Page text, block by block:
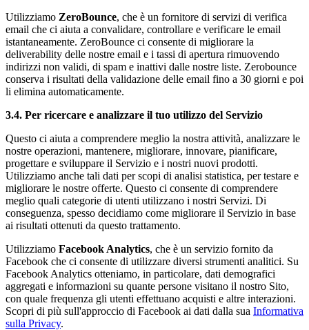
Utilizziamo ZeroBounce, che è un fornitore di servizi di verifica
email che ci aiuta a convalidare, controllare e verificare le email
istantaneamente. ZeroBounce ci consente di migliorare la
deliverability delle nostre email e i tassi di apertura rimuovendo
indirizzi non validi, di spam e inattivi dalle nostre liste. Zerobounce
conserva i risultati della validazione delle email fino a 30 giorni e poi
li elimina automaticamente.
3.4. Per ricercare e analizzare il tuo utilizzo del Servizio
Questo ci aiuta a comprendere meglio la nostra attività, analizzare le
nostre operazioni, mantenere, migliorare, innovare, pianificare,
progettare e sviluppare il Servizio e i nostri nuovi prodotti.
Utilizziamo anche tali dati per scopi di analisi statistica, per testare e
migliorare le nostre offerte. Questo ci consente di comprendere
meglio quali categorie di utenti utilizzano i nostri Servizi. Di
conseguenza, spesso decidiamo come migliorare il Servizio in base
ai risultati ottenuti da questo trattamento.
Utilizziamo Facebook Analytics, che è un servizio fornito da
Facebook che ci consente di utilizzare diversi strumenti analitici. Su
Facebook Analytics otteniamo, in particolare, dati demografici
aggregati e informazioni su quante persone visitano il nostro Sito,
con quale frequenza gli utenti effettuano acquisti e altre interazioni.
Scopri di più sull'approccio di Facebook ai dati dalla sua Informativa
sulla Privacy.